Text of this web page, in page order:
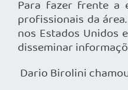
Para fazer frente a
profissionais da
nos Estados Unidos
disseminar
Dario Birolini